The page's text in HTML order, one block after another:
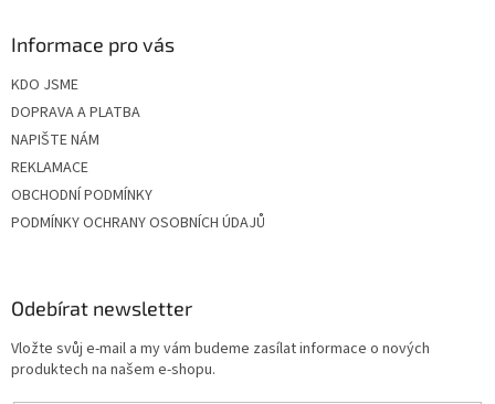
Informace pro vás
KDO JSME
DOPRAVA A PLATBA
NAPIŠTE NÁM
REKLAMACE
OBCHODNÍ PODMÍNKY
PODMÍNKY OCHRANY OSOBNÍCH ÚDAJŮ
Odebírat newsletter
Vložte svůj e-mail a my vám budeme zasílat informace o nových
produktech na našem e-shopu.